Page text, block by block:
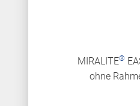
MIRALITE®
ohne